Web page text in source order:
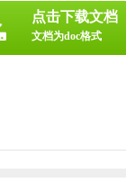
点击下载文档
文档为doc格式